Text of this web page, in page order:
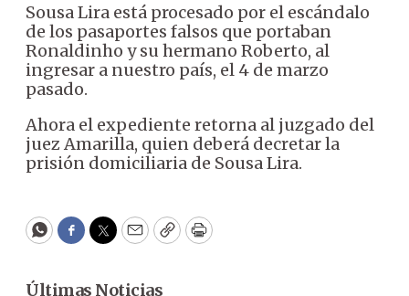
Sousa Lira está procesado por el escándalo
de los pasaportes falsos que portaban
Ronaldinho y su hermano Roberto, al
ingresar a nuestro país, el 4 de marzo
pasado.
Ahora el expediente retorna al juzgado del
juez Amarilla, quien deberá decretar la
prisión domiciliaria de Sousa Lira.
WhatsApp
Facebook
Twitter
EmailCopyPrint
Últimas Noticias